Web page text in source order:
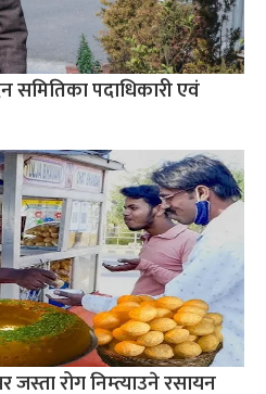
समितिका पदाधिकारी एवं
जस्ता रोग निम्त्याउने रसायन